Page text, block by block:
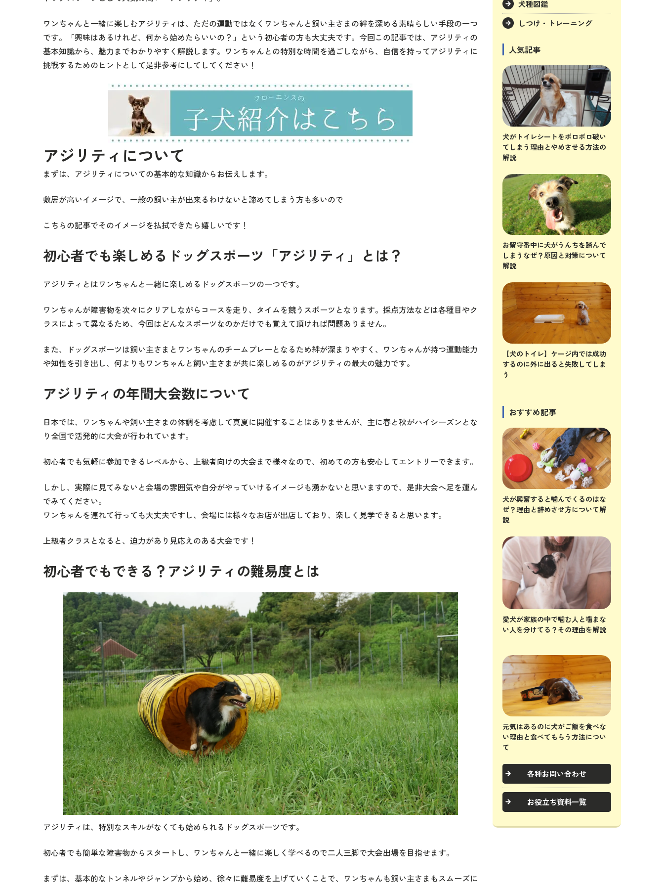
ワンちゃんと一緒に楽しむアジリティは、ただの運動ではなくワンちゃんと飼い主さまの絆を深める素晴らしい手段の一つ
です。「興味はあるけれど、何から始めたらいいの？」という初心者の方も大丈夫です。今回この記事では、アジリティの
基本知識から、魅力までわかりやすく解説します。ワンちゃんとの特別な時間を過ごしながら、自信を持ってアジリティに
挑戦するためのヒントとして是非参考にしてしてください！
アジリティについて
まずは、アジリティについての基本的な知識からお伝えします。
敷居が高いイメージで、一般の飼い主が出来るわけないと諦めてしまう方も多いので
こちらの記事でそのイメージを払拭できたら嬉しいです！
初心者でも楽しめるドッグスポーツ「アジリティ」とは？
アジリティとはワンちゃんと一緒に楽しめるドッグスポーツの一つです。
ワンちゃんが障害物を次々にクリアしながらコースを走り、タイムを競うスポーツとなります。採点方法などは各種目やク
ラスによって異なるため、今回はどんなスポーツなのかだけでも覚えて頂ければ問題ありません。
また、ドッグスポーツは飼い主さまとワンちゃんのチームプレーとなるため絆が深まりやすく、ワンちゃんが持つ運動能力
や知性を引き出し、何よりもワンちゃんと飼い主さまが共に楽しめるのがアジリティの最大の魅力です。
アジリティの年間大会数について
日本では、ワンちゃんや飼い主さまの体調を考慮して真夏に開催することはありませんが、主に春と秋がハイシーズンとな
り全国で活発的に大会が行われています。
初心者でも気軽に参加できるレベルから、上級者向けの大会まで様々なので、初めての方も安心してエントリーできます。
しかし、実際に見てみないと会場の雰囲気や自分がやっていけるイメージも湧かないと思いますので、是非大会へ足を運ん
でみてください。
ワンちゃんを連れて行っても大丈夫ですし、会場には様々なお店が出店しており、楽しく見学できると思います。
上級者クラスとなると、迫力があり見応えのある大会です！
初心者でもできる？アジリティの難易度とは
アジリティは、特別なスキルがなくても始められるドッグスポーツです。
初心者でも簡単な障害物からスタートし、ワンちゃんと一緒に楽しく学べるので二人三脚で大会出場を目指せます。
まずは、基本的なトンネルやジャンプから始め、徐々に難易度を上げていくことで、ワンちゃんも飼い主さまもスムーズに
犬種図鑑
しつけ・トレーニング
人気記事
犬がトイレシートをボロボロ破い
てしまう理由とやめさせる方法の
解説
お留守番中に犬がうんちを踏んで
しまうなぜ？原因と対策について
解説
【犬のトイレ】ケージ内では成功
するのに外に出ると失敗してしま
う
おすすめ記事
犬が興奮すると噛んでくるのはな
ぜ？理由と辞めさせ方について解
説
愛犬が家族の中で噛む人と噛まな
い人を分けてる？その理由を解説
元気はあるのに犬がご飯を食べな
い理由と食べてもらう方法につい
て
各種お問い合わせ
お役立ち資料一覧